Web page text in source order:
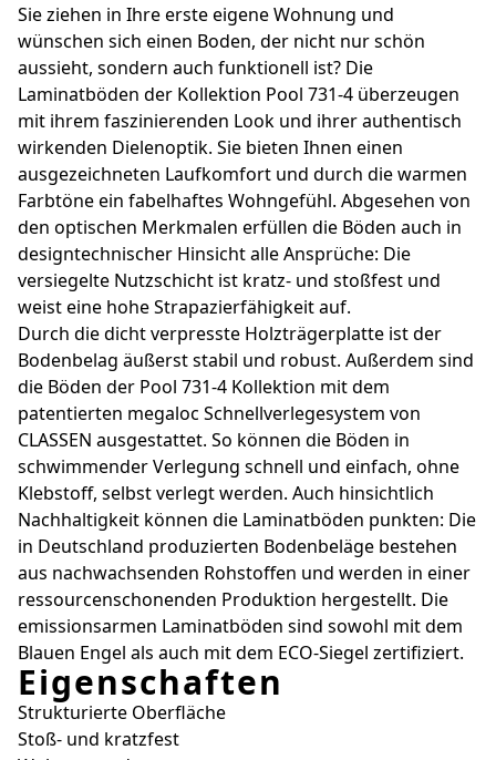
Sie ziehen in Ihre erste eigene Wohnung und
wünschen sich einen Boden, der nicht nur schön
aussieht, sondern auch funktionell ist? Die
Laminatböden der Kollektion Pool 731-4 überzeugen
mit ihrem faszinierenden Look und ihrer authentisch
wirkenden Dielenoptik. Sie bieten Ihnen einen
ausgezeichneten Laufkomfort und durch die warmen
Farbtöne ein fabelhaftes Wohngefühl. Abgesehen von
den optischen Merkmalen erfüllen die Böden auch in
designtechnischer Hinsicht alle Ansprüche: Die
versiegelte Nutzschicht ist kratz- und stoßfest und
weist eine hohe Strapazierfähigkeit auf.
Durch die dicht verpresste Holzträgerplatte ist der
Bodenbelag äußerst stabil und robust. Außerdem sind
die Böden der Pool 731-4 Kollektion mit dem
patentierten megaloc Schnellverlegesystem von
CLASSEN ausgestattet. So können die Böden in
schwimmender Verlegung schnell und einfach, ohne
Klebstoff, selbst verlegt werden. Auch hinsichtlich
Nachhaltigkeit können die Laminatböden punkten: Die
in Deutschland produzierten Bodenbeläge bestehen
aus nachwachsenden Rohstoffen und werden in einer
ressourcenschonenden Produktion hergestellt. Die
emissionsarmen Laminatböden sind sowohl mit dem
Blauen Engel als auch mit dem ECO-Siegel zertifiziert.
Eigenschaften
Strukturierte Oberfläche
Stoß- und kratzfest